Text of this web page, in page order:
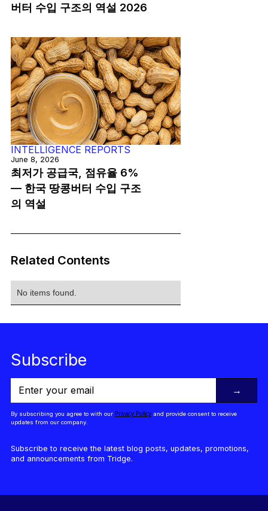
버터 수입 구조의 역설 2026
INTELLIGENCE REPORTS
June 8, 2026
최저가 공급국, 점유율 6%
— 한국 땅콩버터 수입 구조
의 역설
Related Contents
No items found.
Subscribe
→
By subscribing you agree to with our Privacy Policyand provide consent to receive
updates from our company.
Subscribe to receive the latest blog posts, updates, promotions,
and announcements from Tridge.